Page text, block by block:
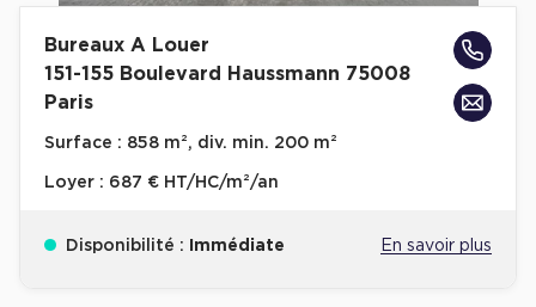
Bureaux A Louer
151-155 Boulevard Haussmann 75008
Paris
Surface : 858 m², div. min. 200 m²
Loyer : 687 € HT/HC/m²/an
Disponibilité : Immédiate En savoir plus